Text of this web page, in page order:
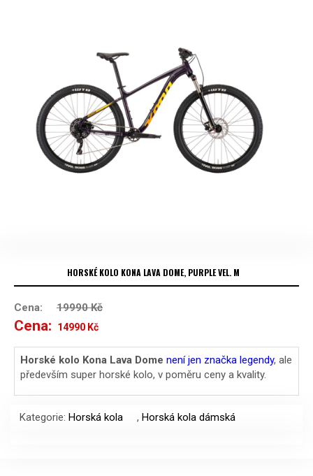
HORSKÉ KOLO KONA LAVA DOME, PURPLE VEL. M
Cena: 19990Kč
Cena: Původní
cena
byla:
14990 Kč
cena
je:
Horské kolo Kona Lava Dome není jen značka legendy, ale
především super horské kolo, v poměru ceny a kvality.
Kategorie: Horská kola , Horská kola dámská